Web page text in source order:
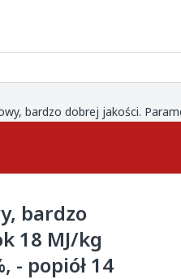
bardzo
18 MJ/kg
- popiół 14